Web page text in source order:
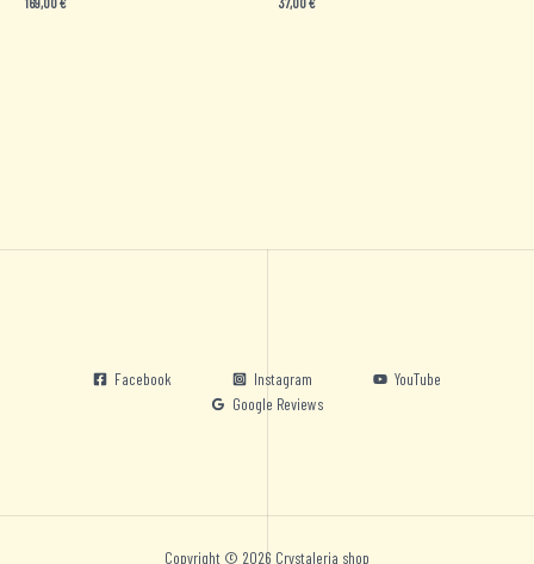
Facebook Instagram
YouTube
Google Reviews
Copyright © 2026 Crystaleria shop